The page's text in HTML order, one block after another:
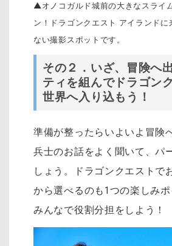
▲オノコガルド城前の大きなスライ
ン！ドラゴンクエスト アイランドに
ない撮影スポットです。
その２．いざ、冒険へ
ティを組んでドラゴン
世界へ入り込もう！
準備が整ったらいよいよ冒険
兵士のお話をよく聞いて、パ
しょう。ドラゴンクエストで
から選べるのも1つの楽しみ
みんなで役割分担をしよう！